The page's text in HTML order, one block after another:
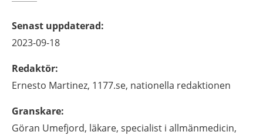
Senast uppdaterad:
2023-09-18
Redaktör:
Ernesto Martinez, 1177.se, nationella redaktionen
Granskare:
Göran Umefjord, läkare, specialist i allmänmedicin,